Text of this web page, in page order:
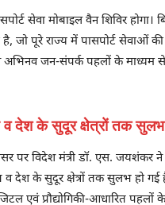
सेवा मोबाइल वैन शिविर
राज्य में पासपोर्ट सेवाओं की
जन-संपर्क पहलों के माध्यम से
व देश के सुदूर क्षेत्रों तक
पर विदेश मंत्री डॉ. एस. जयशंकर
देश के सुदूर क्षेत्रों तक सुलभ हो
एवं प्रौद्योगिकी-आधारित